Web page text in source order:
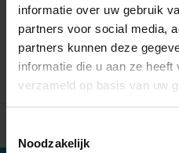
informatie over uw gebruik
partners voor social media,
partners kunnen deze
informatie die u aan ze
verzameld op basis van uw
Noodzakelijk